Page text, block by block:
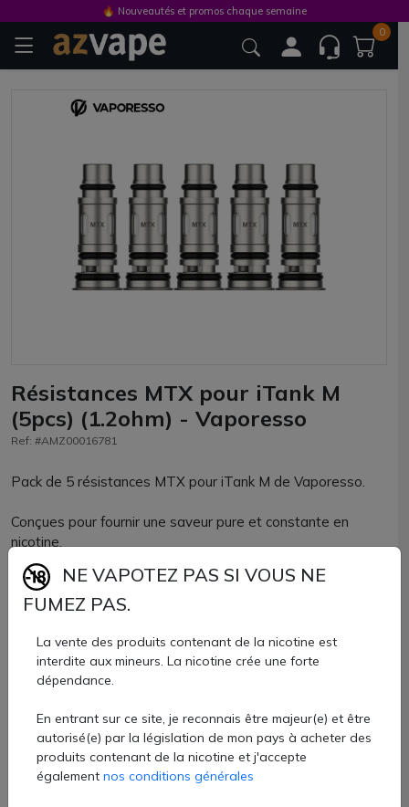
0
Résistances MTX pour iTank M
(5pcs) (1.2ohm) - Vaporesso
Ref: #AMZ00016781
Pack de 5 résistances MTX pour iTank M de Vaporesso.
Conçues pour fournir une saveur pure et constante en
nicotine.
Une valeur est disponible en 1.2 ohm. La plage d'utilisation
est entre 8 et 12W. Cette résistance sera parfaite pour
max 30% de VG.
Résistances MTX Vaporesso disponibles chez AZVape par
8,99 €
Quantité
🔥 Nouveautés et promos chaque semaine
NE VAPOTEZ PAS SI VOUS NE
FUMEZ PAS.
La vente des produits contenant de la nicotine est
interdite aux mineurs. La nicotine crée une forte
dépendance.
En entrant sur ce site, je reconnais être majeur(e) et être
autorisé(e) par la législation de mon pays à acheter des
produits contenant de la nicotine et j'accepte
également nos conditions générales